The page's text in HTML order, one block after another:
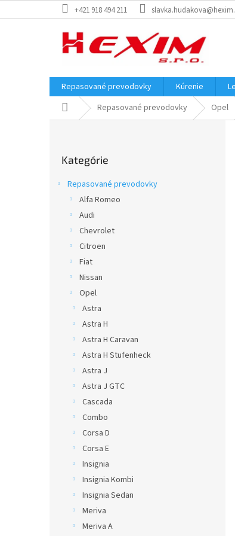
na
+421 918 494 211
Repasované prevodovky Kúrenie
DomovRepasované prevodovky Opel
kategórie
Kategórie
Repasované prevodovky
Alfa Romeo
Audi
Chevrolet
Citroen
Fiat
Nissan
Opel
Astra
Astra H
Astra H Caravan
Astra H Stufenheck
Astra J
Astra J GTC
Cascada
Combo
Corsa D
Corsa E
Insignia
Insignia Kombi
Insignia Sedan
Meriva
Meriva A